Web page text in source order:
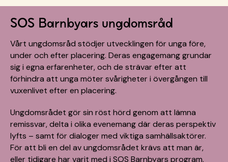
SOS Barnbyars ungdomsråd
Vårt ungdomsråd stödjer utvecklingen för unga före,
under och efter placering. Deras engagemang grundar
sig i egna erfarenheter, och de strävar efter att
förhindra att unga möter svårigheter i övergången till
vuxenlivet efter en placering.
Ungdomsrådet gör sin röst hörd genom att lämna
remissvar, delta i olika evenemang där deras perspektiv
lyfts – samt för dialoger med viktiga samhällsaktörer.
För att bli en del av ungdomsrådet krävs att man är,
eller tidigare har varit med i SOS Barnbyars program.